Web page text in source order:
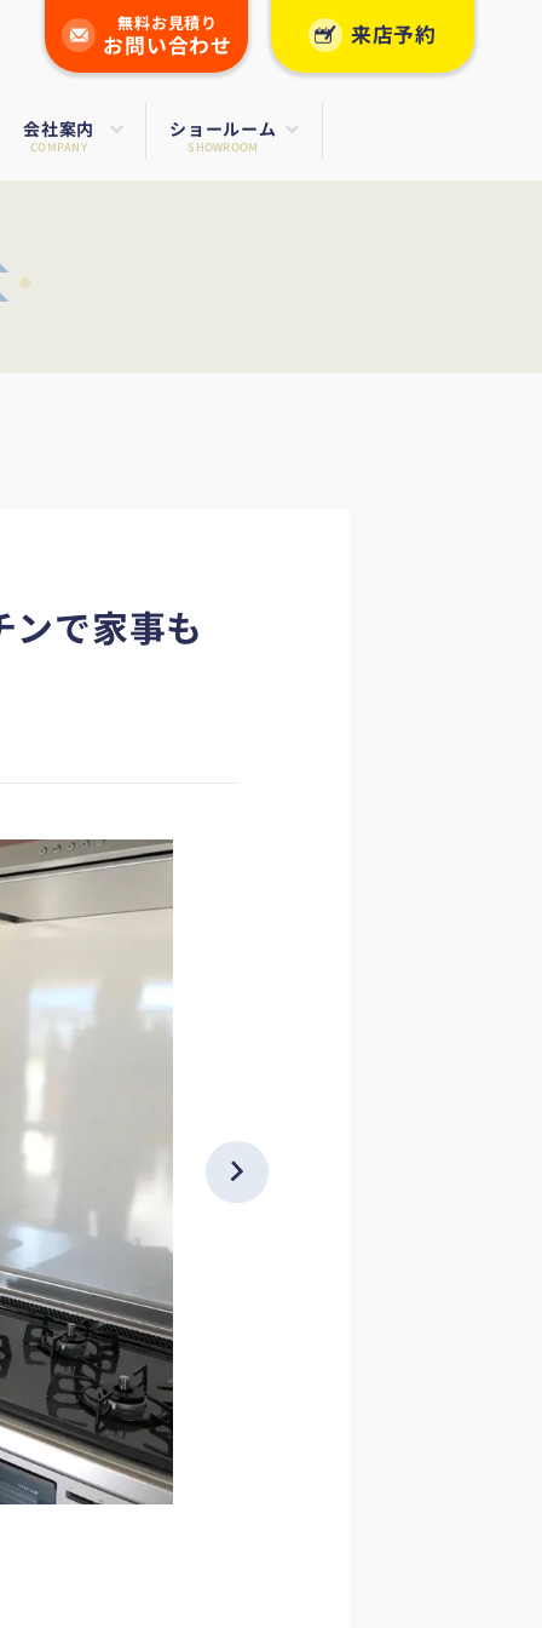
無料お見積り
お問い合わせ 来店予約
会社案内
COMPANY
ショールーム
SHOWROOM
で家事も